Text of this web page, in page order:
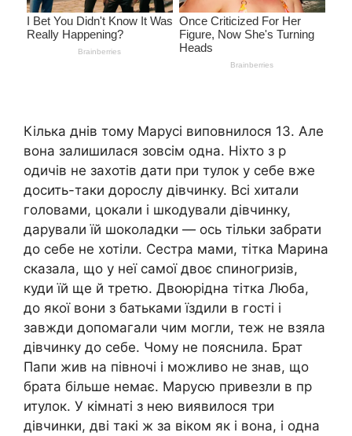
Кілька днів тому Марусі виповнилося 13. Але
вона залишилася зовсім одна. Ніхто з р
одичів не захотів дати при тулок у себе вже
досить-таки дорослу дівчинку. Всі хитали
головами, цокали і шкодували дівчинку,
дарували їй шоколадки — ось тільки забрати
до себе не хотіли. Сестра мами, тітка Марина
сказала, що у неї самої двоє спиногризів,
куди їй ще й третю. Двоюрідна тітка Люба,
до якої вони з батьками їздили в гості і
завжди допомагали чим могли, теж не взяла
дівчинку до себе. Чому не пояснила. Брат
Папи жив на півночі і можливо не знав, що
брата більше немає. Марусю привезли в пр
итулок. У кімнаті з нею виявилося три
дівчинки, дві такі ж за віком як і вона, і одна